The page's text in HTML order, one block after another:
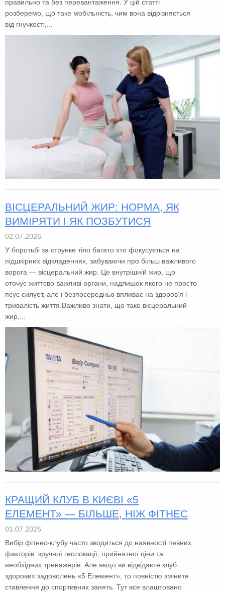
правильно та без перевантаження. У цій статті
розберемо, що таке мобільність, чим вона відрізняється
від гнучкості,...
ВІСЦЕРАЛЬНИЙ ЖИР: НОРМА, ЯК
ВИМІРЯТИ І ЯК ПОЗБУТИСЯ
02.07.2026
У боротьбі за струнке тіло багато хто фокусується на
підшкірних відкладеннях, забуваючи про більш важливого
ворога — вісцеральний жир. Це внутрішній жир, що
оточує життєво важливі органи, надлишок якого не просто
псує силует, але і безпосередньо впливає на здоров'я і
тривалість життя.Важливо знати, що таке вісцеральний
жир,...
КРАЩИЙ КЛУБ В КИЄВІ «5
ЕЛЕМЕНТ» — БІЛЬШЕ, НІЖ ФІТНЕС
01.07.2026
Вибір фітнес-клубу часто зводиться до наявності певних
факторів: зручної геолокації, прийнятної ціни та
необхідних тренажерів. Але якщо ви відвідаєте клуб
здорових задоволень «5 Елемент», то повністю зміните
ставлення до спортивних занять. Тут все влаштовано